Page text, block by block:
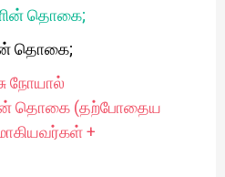
தொகை;
தொகை;
நோயால்
தொகை (தற்போதைய
+